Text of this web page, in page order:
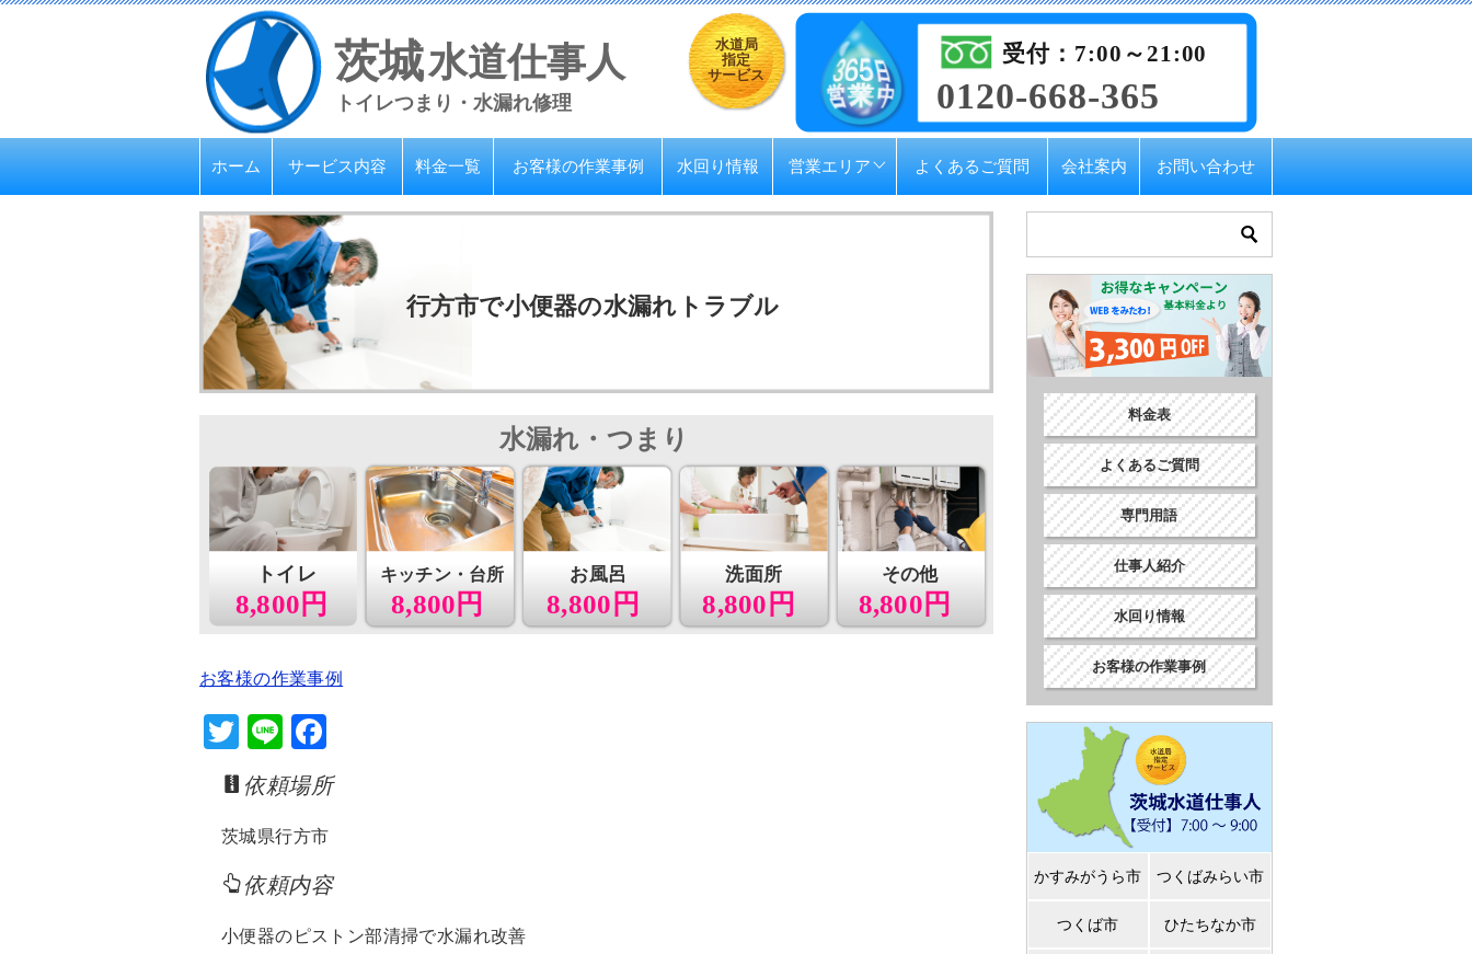
茨城水道仕事人
トイレつまり・水漏れ修理
水道局
指定
サービス 0120-668-365
受付：7:00～21:00
ホーム サービス内容 料金一覧 お客様の作業事例 水回り情報 営業エリア よくあるご質問 会社案内 お問い合わせ
行方市で小便器の水漏れトラブル
8,800円
トイレ
8,800円
キッチン・台所 お風呂
8,800円
洗面所
8,800円
その他
8,800円
水漏れ・つまり
お客様の作業事例
T
wi
tt
er
Li
n
e
a
c
e
b
o
o
依頼場所
茨城県行方市
依頼内容
小便器のピストン部清掃で水漏れ改善
料金表
よくあるご質問
専門用語
仕事人紹介
水回り情報
お客様の作業事例
かすみがうら市 つくばみらい市
つくば市 ひたちなか市